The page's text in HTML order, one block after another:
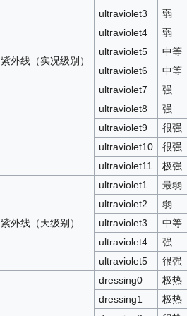
紫外线（实况级别）
ultraviolet3
弱
ultraviolet4
弱
ultraviolet5
中等
ultraviolet6
中等
ultraviolet7
强
ultraviolet8
强
ultraviolet9
很强
ultraviolet10
很强
ultraviolet11
极强
紫外线（天级别）
ultraviolet1
最弱
ultraviolet2
弱
ultraviolet3
中等
ultraviolet4
强
ultraviolet5
很强
dressing0
极热
dressing1
极热